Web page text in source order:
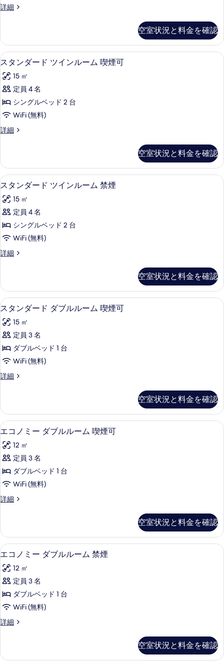
可
べ
て
の
写
真
を
示
る
煙
細
シ
グ
ル
ル
ー
ム
禁
煙
の
て
の
写
真
を
表
す
詳細
ス
ー
ド
シ
グ
ル
ー
ム
煙
空室状況と料金を確認
ス
タ
ン
ダ
ー
ツ
ン
ル
ー
ム
喫
煙
可
の
て
の
写
真
を
表
す
羽毛の掛け布団、デスク、ノートパ
13
スタンダード ツインルーム 喫煙可
15 ㎡
定員 4 名
シングルベッド 2 台
WiFi (無料)
詳細
ス
ー
ド
ツ
ン
ル
ム
喫
可
空室状況と料金を確認
ス
タ
ン
ダ
ー
ツ
ン
ル
ー
ム
禁
煙
の
す
の
写
真
を
表
示
る
羽毛の掛け布団、デスク、ノートパ
13
スタンダード ツインルーム 禁煙
15 ㎡
定員 4 名
シングルベッド 2 台
WiFi (無料)
詳細
ス
ー
ド
ツ
ン
ル
ム
禁
の
空室状況と料金を確認
ス
タ
ン
ダ
ー
ダ
ル
ル
ー
ム
喫
煙
可
の
て
の
写
真
を
表
す
羽毛の掛け布団、デスク、ノートパ
13
スタンダード ダブルルーム 喫煙可
15 ㎡
定員 3 名
ダブルベッド 1 台
WiFi (無料)
詳細
ス
ー
ド
ダ
ル
ル
ム
喫
可
空室状況と料金を確認
エ
コ
ノ
ミ
ー
ブ
ル
ー
ム
喫
煙
可
の
す
の
羽毛の掛け布団、デスク、ノートパ
13
エコノミー ダブルルーム 喫煙可
12 ㎡
定員 3 名
ダブルベッド 1 台
WiFi (無料)
詳細
エ
ー
ダ
ブ
ル
ー
喫
煙
の
空室状況と料金を確認
エ
コ
ノ
ミ
ー
ブ
ル
羽毛の掛け布団、デスク、ノートパ
13
エコノミー ダブルルーム 禁煙
12 ㎡
定員 3 名
ダブルベッド 1 台
WiFi (無料)
詳細
エ
ー
空室状況と料金を確認